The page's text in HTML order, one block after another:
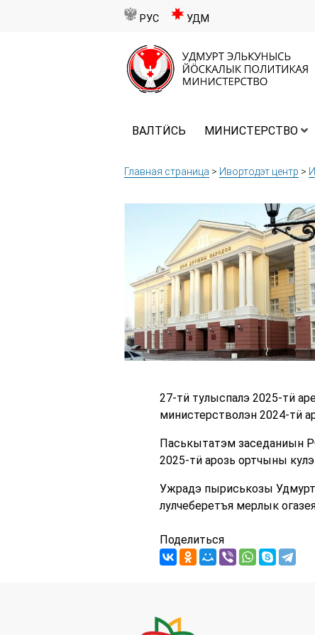
РУС УДМ
ВАЛТӤСЬ МИНИСТЕРСТВО
Главная страница > Ивортодэт центр >
27-тӥ тулыспалэ 2025-тӥ
министерстволэн 2024-тӥ
Паськытатэм заседаниын
2025-тӥ арозь ортчыны
Ужрадэ пыриськозы
лулчеберетъя мерлык
Поделиться